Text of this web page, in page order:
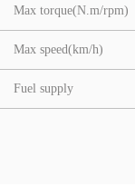
Max torque(N.m/rpm)
Max speed(km/h)
Fuel supply